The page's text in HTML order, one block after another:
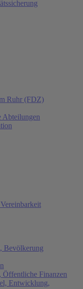
Ruhr (FDZ)
Abteilungen
Bevölkerung
Finanzen
Entwicklung,